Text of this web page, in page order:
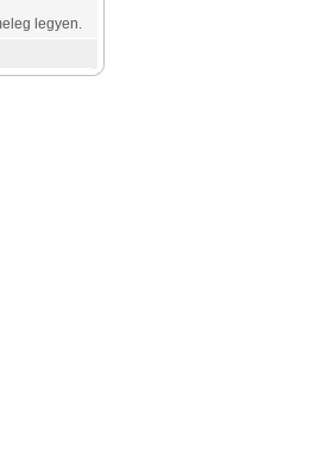
legyen.